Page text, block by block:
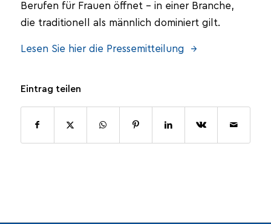
Berufen für Frauen öffnet – in einer Branche,
die traditionell als männlich dominiert gilt.
Lesen Sie hier die Pressemitteilung →
Eintrag teilen